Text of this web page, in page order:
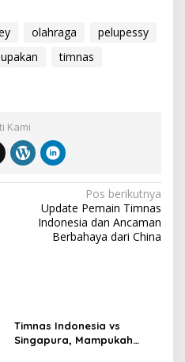
olahraga
pelupessy
timnas
Kami
Pos berikutnya
Update Pemain Timnas
Indonesia dan Ancaman
Berbahaya dari China
Timnas Indonesia vs
Singapura, Mampukah